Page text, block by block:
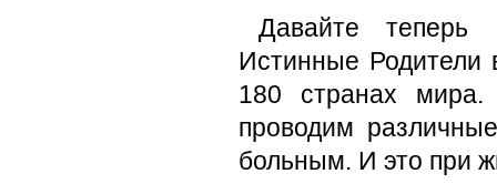
Давайте теперь
Истинные
180 странах
проводим
больным. И это при